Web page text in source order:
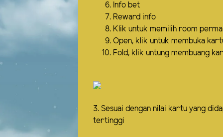
Info bet
Reward info
Klik untuk memilih room
Open, klik untuk membuka
Fold, klik untung membuang
3. Sesuai dengan nilai kartu yang
tertinggi